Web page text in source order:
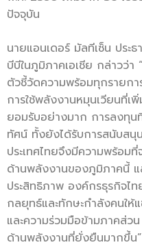
ปัจจุบัน
นายแอนเดอร์ มัลทีเซ็น ประ
บีบีในภูมิภาคเอเชีย กล่าวว่า
ตัวชี้วัดความพร้อมทุกรายกา
การใช้พลังงานหมุนเวียนที่เ
ยอมรับอย่างมาก การลงทุน
ทัศน์ ทั้งยังได้รับการสนับสนุ
ประเทศไทยจึงมีความพร้อม
ด้านพลังงานของภูมิภาคนี้ แ
ประสิทธิภาพ องค์กรธุรกิจไ
กลยุทธ์และทักษะกำลังคนให้
และความร่วมมือข้ามภาคส่ว
ด้านพลังงานที่ยั่งยืนมากขึ้น”